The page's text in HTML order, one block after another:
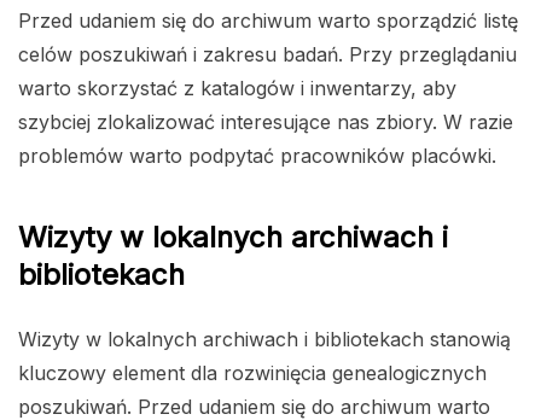
Przed udaniem się do archiwum warto sporządzić listę
celów poszukiwań i zakresu badań. Przy przeglądaniu
warto skorzystać z katalogów i inwentarzy, aby
szybciej zlokalizować interesujące nas zbiory. W razie
problemów warto podpytać pracowników placówki.
Wizyty w lokalnych archiwach i
bibliotekach
Wizyty w lokalnych archiwach i bibliotekach stanowią
kluczowy element dla rozwinięcia genealogicznych
poszukiwań. Przed udaniem się do archiwum warto